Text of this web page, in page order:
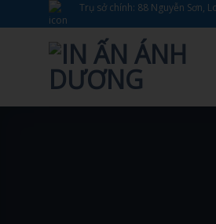
qua
Trụ sở chính: 88 Nguyễn Sơn,